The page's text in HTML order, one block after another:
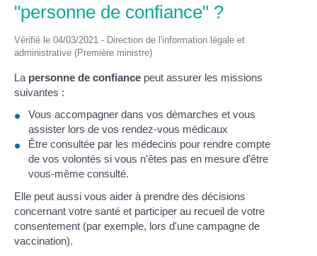
"personne de confiance" ?
Vérifié le 04/03/2021 - Direction de l'information légale et
administrative (Première ministre)
La personne de confiance peut assurer les missions
suivantes :
Vous accompagner dans vos démarches et vous
assister lors de vos rendez-vous médicaux
Être consultée par les médecins pour rendre compte
de vos volontés si vous n'êtes pas en mesure d'être
vous-même consulté.
Elle peut aussi vous aider à prendre des décisions
concernant votre santé et participer au recueil de votre
consentement (par exemple, lors d'une campagne de
vaccination).